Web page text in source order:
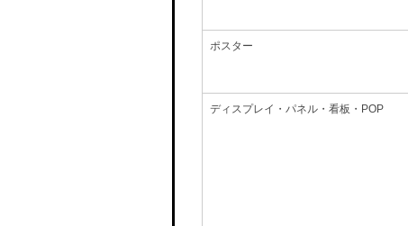
ポスター
ディスプレイ・パネル・看板・POP